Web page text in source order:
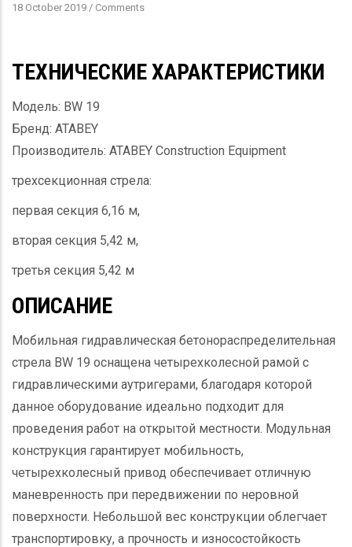
18 October 2019 / Comments
ТЕХНИЧЕСКИЕ ХАРАКТЕРИСТИКИ
Модель: BW 19
Бренд: ATABEY
Производитель: ATABEY Construction Equipment
трехсекционная стрела:
первая секция 6,16 м,
вторая секция 5,42 м,
третья секция 5,42 м
ОПИСАНИЕ
Мобильная гидравлическая бетонораспределительная
стрела BW 19 оснащена четырехколесной рамой с
гидравлическими аутригерами, благодаря которой
данное оборудование идеально подходит для
проведения работ на открытой местности. Модульная
конструкция гарантирует мобильность,
четырехколесный привод обеспечивает отличную
маневренность при передвижении по неровной
поверхности. Небольшой вес конструкции облегчает
транспортировку, а прочность и износостойкость